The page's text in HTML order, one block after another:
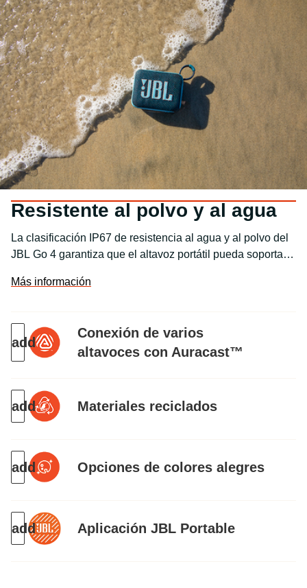
función sintoniza y optimiza el rendimiento para obtener
un sonido más alto y nítido.
Resistente al polvo y al agua
La clasificación IP67 de resistencia al agua y al polvo del
JBL Go 4 garantiza que el altavoz portátil pueda soportar
hasta un pícnic junto al mar.
Más información
Conexión de varios
altavoces con Auracast™
Materiales reciclados
Opciones de colores alegres
Aplicación JBL Portable